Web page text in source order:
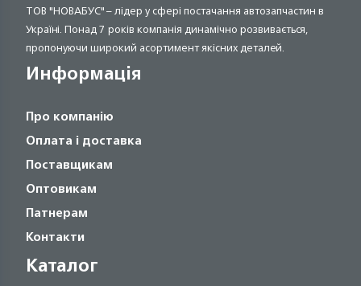
ТОВ "НОВАБУС" – лідер у сфері постачання автозапчастин в
Україні. Понад 7 років компанія динамічно розвивається,
пропонуючи широкий асортимент якісних деталей.
Информація
Про компанію
Оплата і доставка
Поставщикам
Оптовикам
Патнерам
Контакти
Каталог